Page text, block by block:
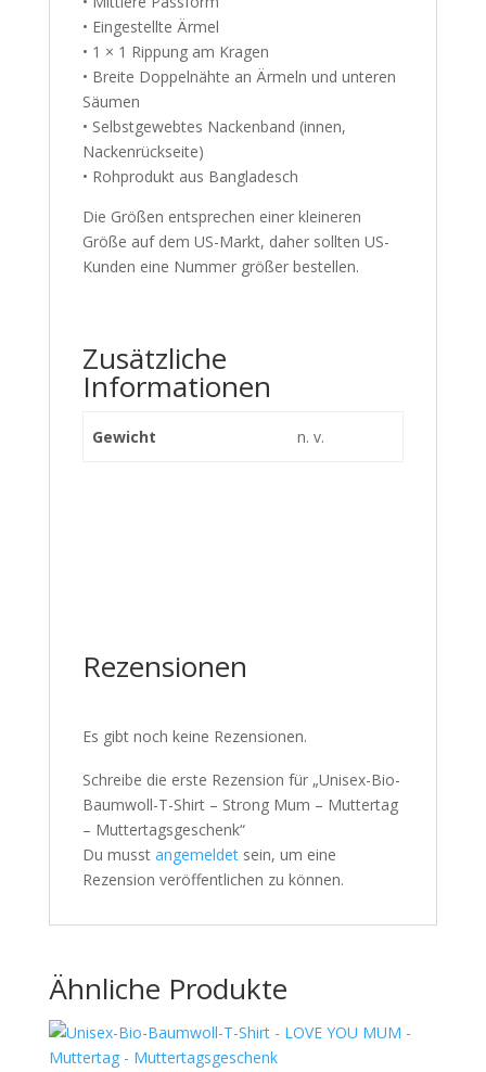
• Eingestellte Ärmel
• 1 × 1 Rippung am Kragen
• Breite Doppelnähte an Ärmeln und unteren
Säumen
• Selbstgewebtes Nackenband (innen,
Nackenrückseite)
• Rohprodukt aus Bangladesch
Die Größen entsprechen einer kleineren
Größe auf dem US-Markt, daher sollten US-
Kunden eine Nummer größer bestellen.
Zusätzliche
Informationen
Gewicht n. v.
Rezensionen
Es gibt noch keine Rezensionen.
Schreibe die erste Rezension für „Unisex-Bio-
Baumwoll-T-Shirt – Strong Mum – Muttertag
– Muttertagsgeschenk“
Du musst angemeldetsein, um eine
Rezension veröffentlichen zu können.
Ähnliche Produkte